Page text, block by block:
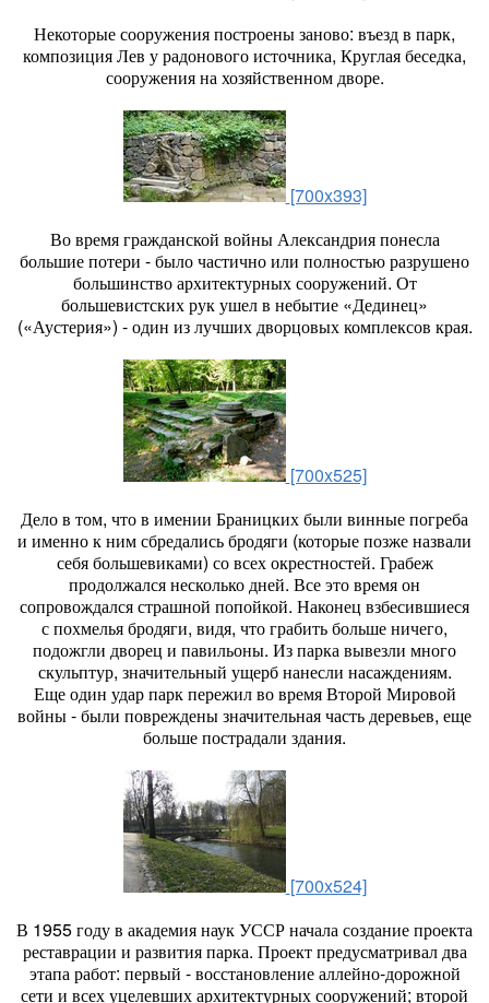
Некоторые сооружения построены заново: въезд в парк,
композиция Лев у радонового источника, Круглая беседка,
сооружения на хозяйственном дворе.
[700x393]
Во время гражданской войны Александрия понесла
большие потери - было частично или полностью разрушено
большинство архитектурных сооружений. От
большевистских рук ушел в небытие «Дединец»
(«Аустерия») - один из лучших дворцовых комплексов края.
[700x525]
Дело в том, что в имении Браницких были винные погреба
и именно к ним сбредались бродяги (которые позже назвали
себя большевиками) со всех окрестностей. Грабеж
продолжался несколько дней. Все это время он
сопровождался страшной попойкой. Наконец взбесившиеся
с похмелья бродяги, видя, что грабить больше ничего,
подожгли дворец и павильоны. Из парка вывезли много
скульптур, значительный ущерб нанесли насаждениям.
Еще один удар парк пережил во время Второй Мировой
войны - были повреждены значительная часть деревьев, еще
больше пострадали здания.
[700x524]
В 1955 году в академия наук УССР начала создание проекта
реставрации и развития парка. Проект предусматривал два
этапа работ: первый - восстановление аллейно-дорожной
сети и всех уцелевших архитектурных сооружений; второй